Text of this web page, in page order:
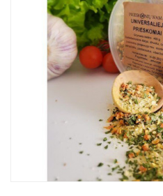
Riešutai
Becukriai
Saldėsiai
Saldėsiai